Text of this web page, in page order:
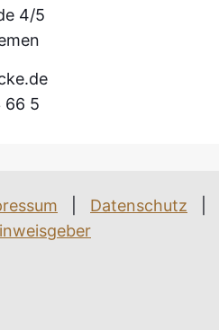
4/5
66 5
Datenschutz